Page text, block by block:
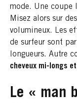
mode. Une coupe
Misez alors sur
volumineux. Les
de surfeur sont
longueurs. Autre
cheveux mi-longs
Le « man